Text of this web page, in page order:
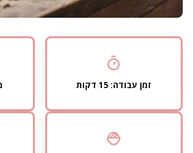
זמן עבודה: 15 דקות